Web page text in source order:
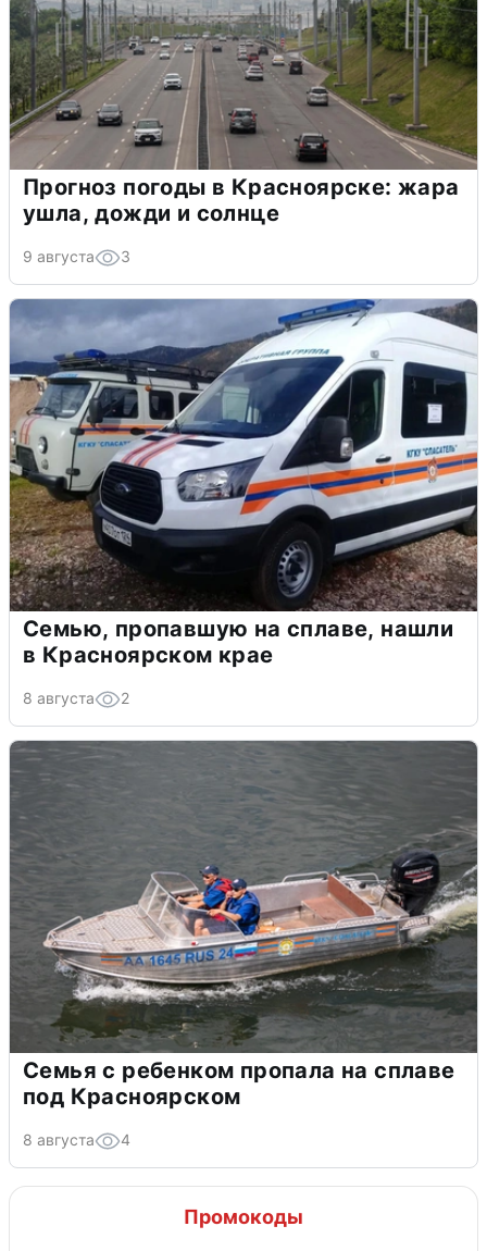
Прогноз погоды в Красноярске: жара
ушла, дожди и солнце
9 августа 3
Семью, пропавшую на сплаве, нашли
в Красноярском крае
8 августа 2
Семья с ребенком пропала на сплаве
под Красноярском
8 августа 4
Промокоды